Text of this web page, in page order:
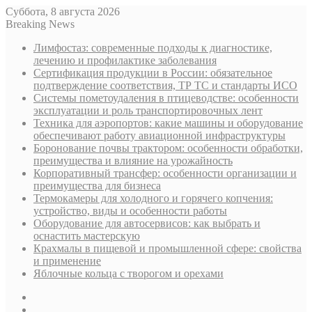
Суббота, 8 августа 2026
Breaking News
Лимфостаз: современные подходы к диагностике,
лечению и профилактике заболевания
Сертификация продукции в России: обязательное
подтверждение соответствия, ТР ТС и стандарты ИСО
Системы пометоудаления в птицеводстве: особенности
эксплуатации и роль транспортировочных лент
Техника для аэропортов: какие машины и оборудование
обеспечивают работу авиационной инфраструктуры
Боронование почвы трактором: особенности обработки,
преимущества и влияние на урожайность
Корпоративный трансфер: особенности организации и
преимущества для бизнеса
Термокамеры для холодного и горячего копчения:
устройство, виды и особенности работы
Оборудование для автосервисов: как выбрать и
оснастить мастерскую
Крахмалы в пищевой и промышленной сфере: свойства
и применение
Яблочные кольца с творогом и орехами